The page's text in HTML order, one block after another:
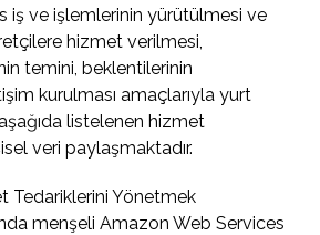
iş ve işlemlerinin yürütülmesi ve
hizmet verilmesi,
temini, beklentilerinin
kurulması amaçlarıyla yurt
listelenen hizmet
veri paylaşmaktadır.
Tedariklerini Yönetmek
menşeli Amazon Web Services